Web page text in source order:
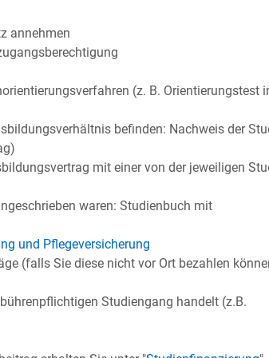
annehmen
(z. B. Orientierungstest
befinden: Nachweis der
mit einer von der jeweiligen
waren: Studienbuch mit
und Pflegeversicherung
(falls Sie diese nicht vor Ort bezahlen
Studiengang handelt (z.B.